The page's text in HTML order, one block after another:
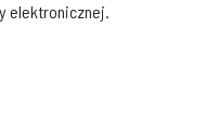
elektronicznej.